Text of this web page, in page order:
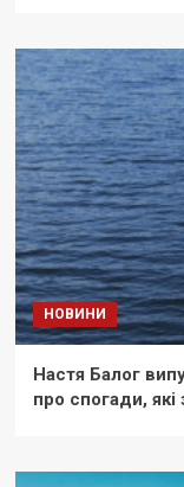
НОВИНИ
Настя Балог
про спогади,